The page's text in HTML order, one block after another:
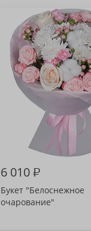
6 010₽
Букет "Белоснежное
очарование"